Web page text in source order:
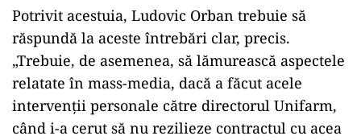
Potrivit acestuia, Ludovic Orban trebuie să
răspundă la aceste întrebări clar, precis.
„Trebuie, de asemenea, să lămurească aspectele
relatate în mass-media, dacă a făcut acele
intervenţii personale către directorul Unifarm,
când i-a cerut să nu rezilieze contractul cu acea